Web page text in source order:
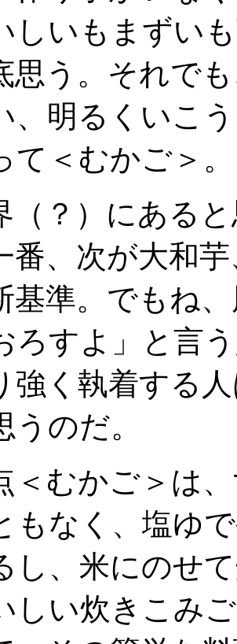
しいもまずい
思う。それで
、明るくいこ
て＜むかご＞。
？）にある
番、次が大和
基準。でもね
ろすよ」と言
強く執着する
うのだ。
むかご＞は
もなく 、塩ゆ
し、米にのせ
しい炊きこみ